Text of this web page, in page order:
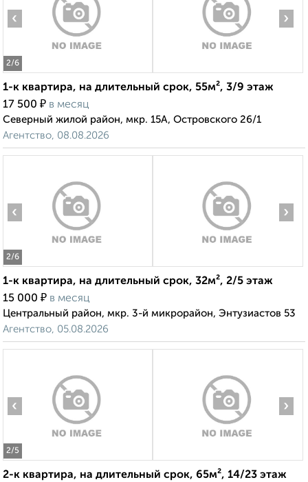
2/6
‹ ›
1-к квартира, на длительный срок, 55м², 3/9 этаж
17 500 ₽ в месяц
Северный жилой район, мкр. 15А, Островского 26/1
Агентство, 08.08.2026
2/6
‹ ›
1-к квартира, на длительный срок, 32м², 2/5 этаж
15 000 ₽ в месяц
Центральный район, мкр. 3-й микрорайон, Энтузиастов 53
Агентство, 05.08.2026
2/5
‹ ›
2-к квартира, на длительный срок, 65м², 14/23 этаж